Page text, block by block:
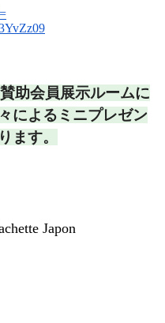
09
賛助会員展示ルームに
によるミニプレゼン
ます。
Japon